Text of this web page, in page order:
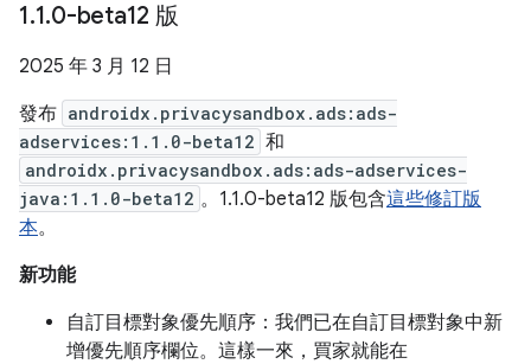
1.1.0-beta12 版
2025 年 3 月 12 日
發布 androidx.privacysandbox.ads:ads-
adservices:1.1.0-beta12 和
androidx.privacysandbox.ads:ads-adservices-
java:1.1.0-beta12 。1.1.0-beta12 版包含這些修訂版
本。
新功能
自訂目標對象優先順序：我們已在自訂目標對象中新
增優先順序欄位。這樣一來，買家就能在